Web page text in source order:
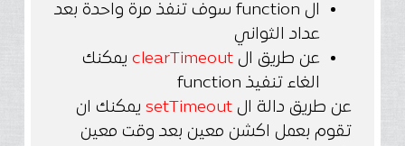
ال function سوف تنفذ مرة واحدة بعد
عداد الثواني
عن طريق ال clearTimeout يمكنك
الغاء تنفيذ function
عن طريق دالة ال setTimeout يمكنك ان
تقوم بعمل اكشن معين بعد وقت معين